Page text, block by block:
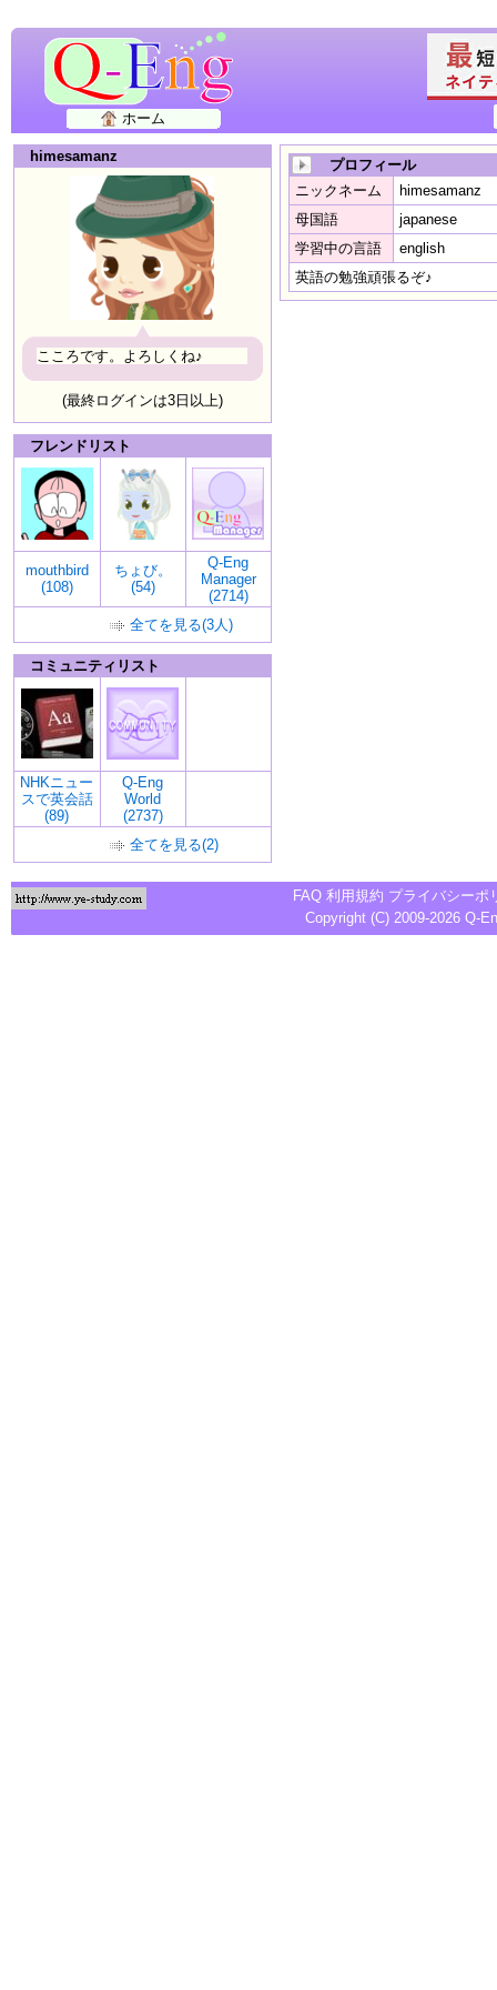
ホーム
himesamanz
こころです。よろしくね♪
(最終ログインは3日以上)
フレンドリスト
mouthbird
(108)
ちょび。
(54)
Q-Eng
Manager
(2714)
全てを見る(3人)
コミュニティリスト
NHKニュー
スで英会話
(89)
Q-Eng
World
(2737)
全てを見る(2)
プロフィール
ニックネーム
himesamanz
母国語
japanese
学習中の言語
english
英語の勉強頑張るぞ♪
FAQ 利用規約 プライバシーポ
Copyright (C) 2009-2026 Q-